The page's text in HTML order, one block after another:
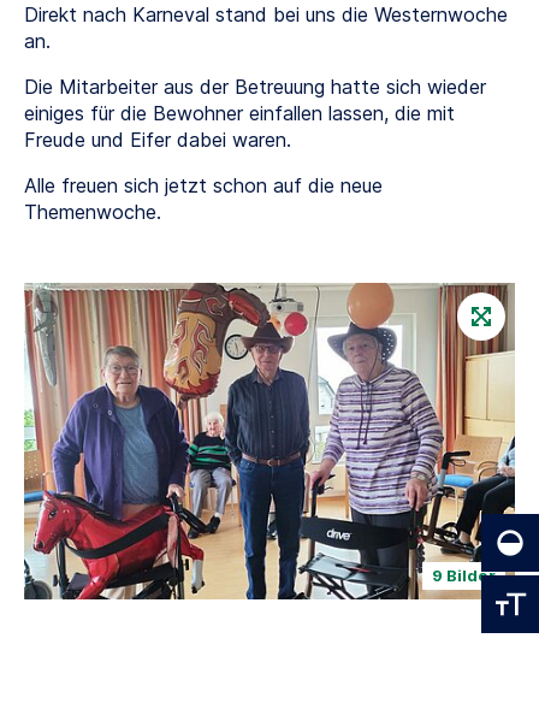
Direkt nach Karneval stand bei uns die Westernwoche
an.
Die Mitarbeiter aus der Betreuung hatte sich wieder
einiges für die Bewohner einfallen lassen, die mit
Freude und Eifer dabei waren.
Alle freuen sich jetzt schon auf die neue
Themenwoche.
9 Bilder